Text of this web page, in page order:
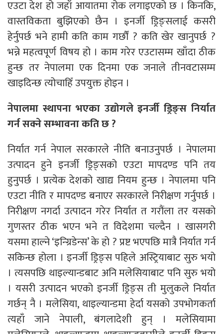
एउटा देश हो जहाँ आयातमा रोक लगाइएको छ । किनकि,
वास्तविकता बुझिएको छैन । इनर्जी ड्रिङ्सलाई कसरी
हेर्नुपर्छ भने हामी कति काम गर्छौं ? कति खेर खानुपर्छ ?
भन्ने महत्वपूर्ण विषय हो । काम गरेर एउटासम्म खाँदा ठीक
हुन्छ तर नेपालमा एक दिनमा एक जनाले तीनवटासम्म
खाइदिन्छ त्योचाहिँ उपयुक्त होइन ।
नेपालमा स्थापना भएका उद्योगले इनर्जी ड्रिङ्स निर्यात
गर्न सक्ने सम्भावना कति छ ?
निर्यात गर्न नेपाल सरकारले नीति बनाउनुपर्छ । नेपालमा
उत्पादन हुने इनर्जी ड्रिङ्सको एउटा मापदण्ड पनि तय
हुनुपर्छ । प्रत्येक देशको खाद्य नियम हुन्छ । नेपालमा पनि
एउटा नीति र मापदण्ड बनाएर सरकारले निरीक्षण गर्नुपर्छ ।
निरीक्षण नगर्दा उत्पादन गरेर निर्यात त गरौंला तर यसको
गुणस्तर ठीक भएन भने त विदेशमा चल्दैन । खासगरी
यसमा हाल्ने ‘इन्ग्रिडेन्स’ के हो ? प्रष्ट भएपछि मात्रै निर्यात गर्न
सकिन्छ होला । इनर्जी ड्रिङ्स पहिले अस्ट्रियाबाट सुरु भयो
। त्यसपछि थाइल्यान्डबाट अनि मलेसियाबाट पनि सुरु भयो
। यसरी उत्पादन भएको इनर्जी ड्रिङ्स ती मुलुकले निर्यात
गर्छन् नै । मलेसिया, थाइल्यान्डमा हेर्दा यसको उपभोगकर्ता
त्यहाँ जाने नेपाली, बंगलादेशी हुन् । मलेसियामा